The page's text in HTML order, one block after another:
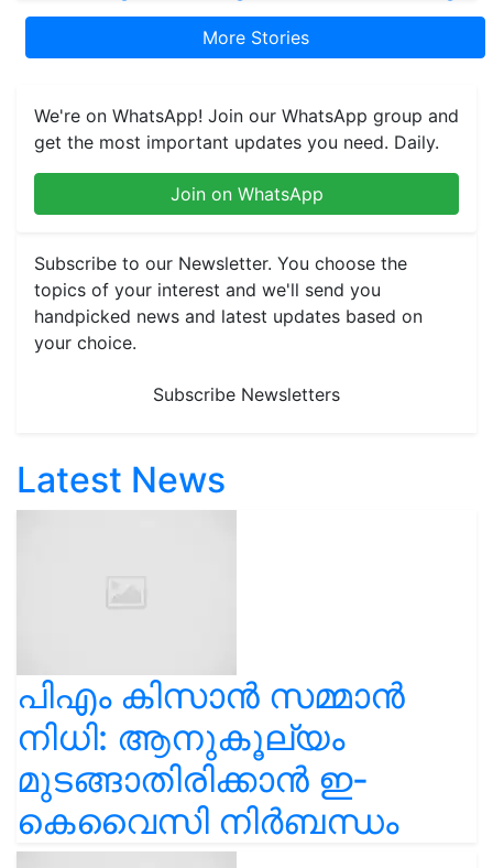
More Stories
We're on WhatsApp! Join our WhatsApp group and
get the most important updates you need. Daily.
Join on WhatsApp
Subscribe to our Newsletter. You choose the
topics of your interest and we'll send you
handpicked news and latest updates based on
your choice.
Subscribe Newsletters
Latest News
പിഎം കിസാൻ സമ്മാൻ
നിധി: ആനുകൂല്യം
മുടങ്ങാതിരിക്കാൻ ഇ-
കെവൈസി നിർബന്ധം